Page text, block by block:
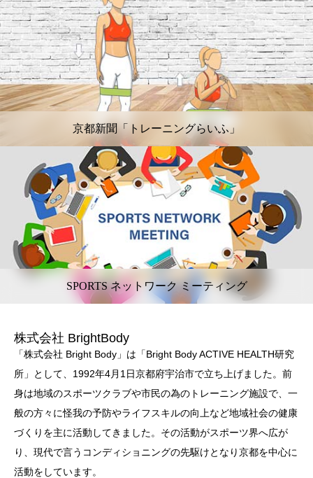
京都新聞「トレーニングらいふ」
SPORTS ネットワーク ミーティング
株式会社 BrightBody
「株式会社 Bright Body」は「Bright Body ACTIVE HEALTH研究
所」として、1992年4月1日京都府宇治市で立ち上げました。前
身は地域のスポーツクラブや市民の為のトレーニング施設で、一
般の方々に怪我の予防やライフスキルの向上など地域社会の健康
づくりを主に活動してきました。その活動がスポーツ界へ広が
り、現代で言うコンディショニングの先駆けとなり京都を中心に
活動をしています。